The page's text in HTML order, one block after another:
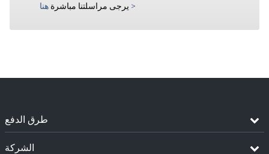
يرجى مراسلتنا مباشرة هنا >
طرق الدفع
الشركة